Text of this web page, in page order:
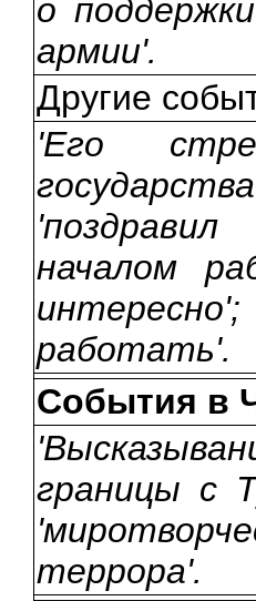
о
армии'.
Другие
'Его
началом
работать'.
События в
границы с
террора'.